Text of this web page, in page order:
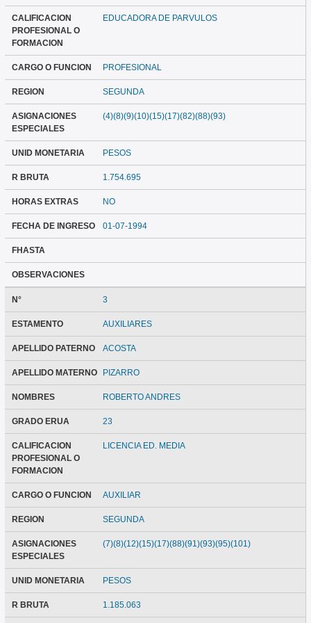
CALIFICACION
PROFESIONAL O
FORMACION
EDUCADORA DE PARVULOS
CARGO O FUNCION PROFESIONAL
REGION SEGUNDA
ASIGNACIONES
ESPECIALES
(4)(8)(9)(10)(15)(17)(82)(88)(93)
UNID MONETARIA PESOS
R BRUTA 1.754.695
HORAS EXTRAS NO
FECHA DE INGRESO 01-07-1994
FHASTA
OBSERVACIONES
N° 3
ESTAMENTO AUXILIARES
APELLIDO PATERNO ACOSTA
APELLIDO MATERNO PIZARRO
NOMBRES ROBERTO ANDRES
GRADO ERUA 23
CALIFICACION
PROFESIONAL O
FORMACION
LICENCIA ED. MEDIA
CARGO O FUNCION AUXILIAR
REGION SEGUNDA
ASIGNACIONES
ESPECIALES
(7)(8)(12)(15)(17)(88)(91)(93)(95)(101)
UNID MONETARIA PESOS
R BRUTA 1.185.063